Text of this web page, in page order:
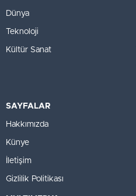
Dünya
Teknoloji
Kültür Sanat
SAYFALAR
Hakkımızda
Künye
İletişim
Gizlilik Politikası